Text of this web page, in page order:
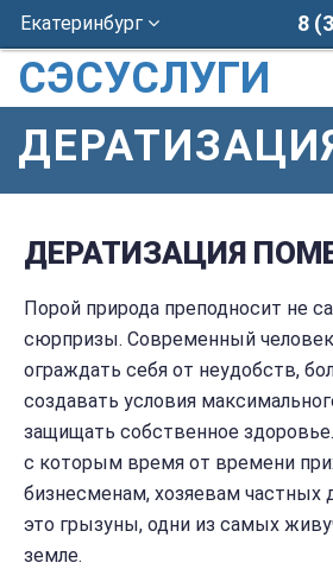
Екатеринбург 8
СЭСУСЛУГИ
ДЕРАТИЗАЦИЯ
Порой природа преподносит не
сюрпризы. Современный человек
ограждать себя от неудобств,
создавать условия
защищать собственное
с которым время от времени
бизнесменам, хозяевам частных
это грызуны, одни из самых
земле.